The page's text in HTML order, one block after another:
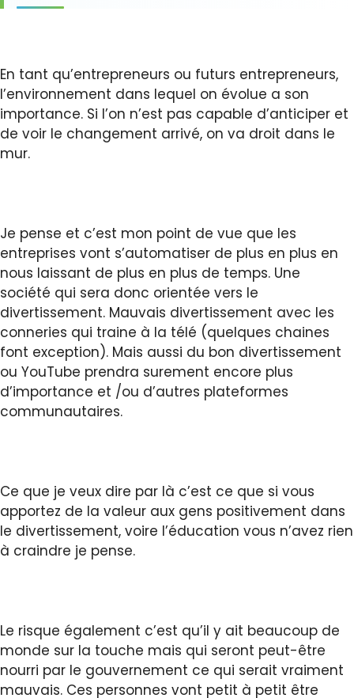
En tant qu’entrepreneurs ou futurs entrepreneurs,
l’environnement dans lequel on évolue a son
importance. Si l’on n’est pas capable d’anticiper et
de voir le changement arrivé, on va droit dans le
mur.
Je pense et c’est mon point de vue que les
entreprises vont s’automatiser de plus en plus en
nous laissant de plus en plus de temps. Une
société qui sera donc orientée vers le
divertissement. Mauvais divertissement avec les
conneries qui traine à la télé (quelques chaines
font exception). Mais aussi du bon divertissement
ou YouTube prendra surement encore plus
d’importance et /ou d’autres plateformes
communautaires.
Ce que je veux dire par là c’est ce que si vous
apportez de la valeur aux gens positivement dans
le divertissement, voire l’éducation vous n’avez rien
à craindre je pense.
Le risque également c’est qu’il y ait beaucoup de
monde sur la touche mais qui seront peut-être
nourri par le gouvernement ce qui serait vraiment
mauvais. Ces personnes vont petit à petit être